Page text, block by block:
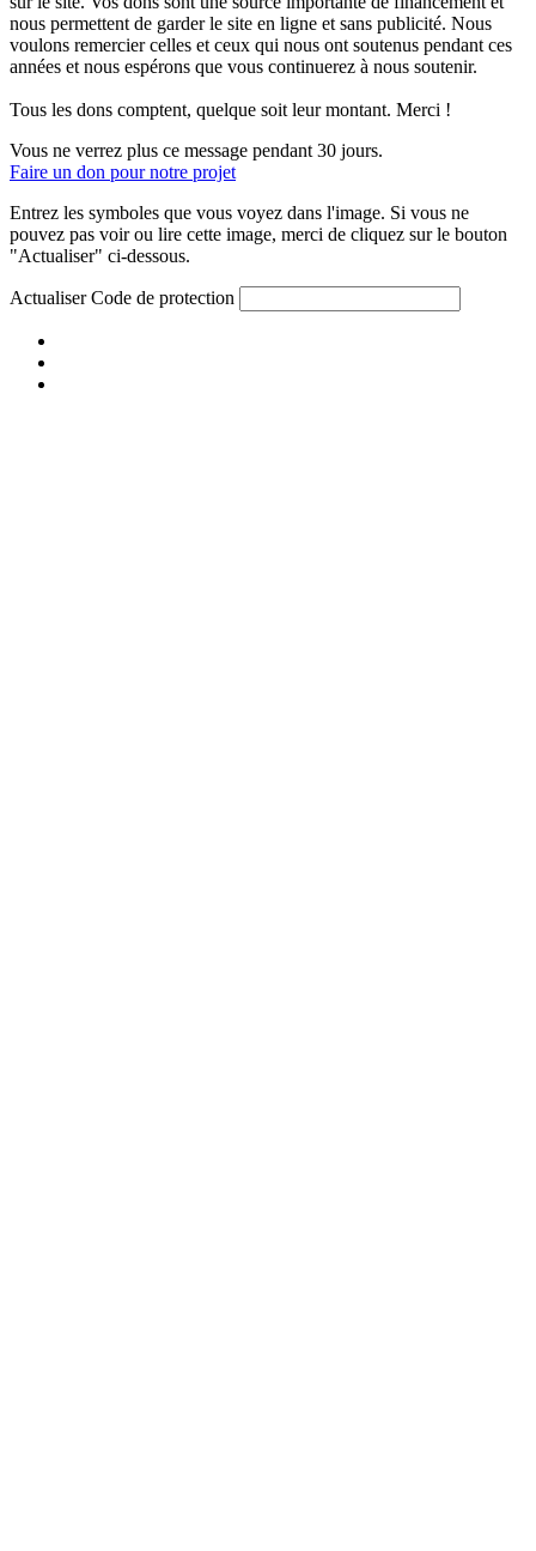
nous permettent de garder le site en ligne et sans publicité. Nous
voulons remercier celles et ceux qui nous ont soutenus pendant ces
années et nous espérons que vous continuerez à nous soutenir.
Tous les dons comptent, quelque soit leur montant. Merci !
Vous ne verrez plus ce message pendant 30 jours.
Faire un don pour notre projet
Entrez les symboles que vous voyez dans l'image. Si vous ne
pouvez pas voir ou lire cette image, merci de cliquez sur le bouton
"Actualiser" ci-dessous.
Actualiser Code de protection